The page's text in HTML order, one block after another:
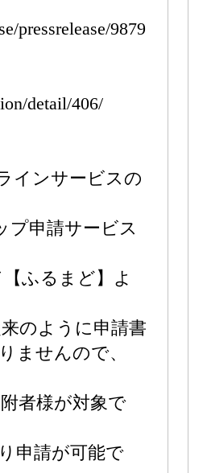
pressrelease/9879
detail/406/
インサービスの
プ申請サービス
ふるまど】よ
のように申請書
ませんので、
者様が対象で
申請が可能で